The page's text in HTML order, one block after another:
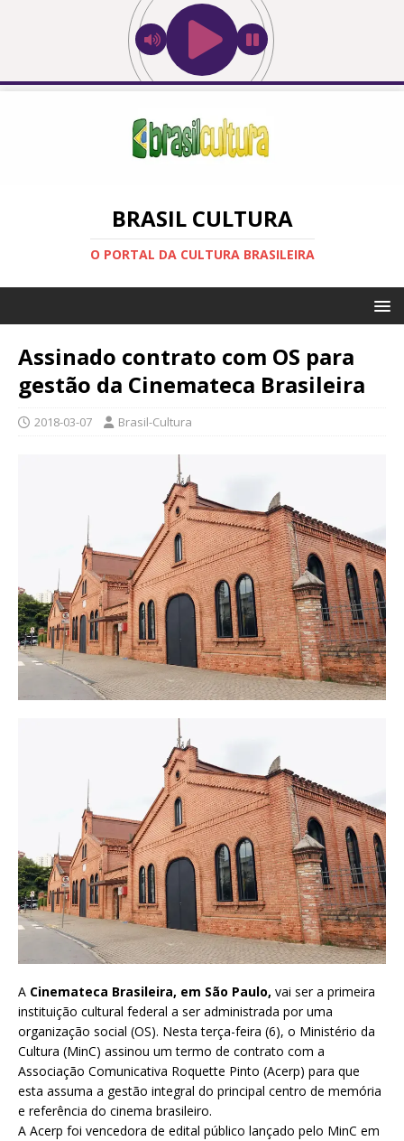
BRASIL CULTURA
O PORTAL DA CULTURA BRASILEIRA
Assinado contrato com OS para
gestão da Cinemateca Brasileira
2018-03-07 Brasil-Cultura
A Cinemateca Brasileira, em São Paulo, vai ser a primeira
instituição cultural federal a ser administrada por uma
organização social (OS). Nesta terça-feira (6), o Ministério da
Cultura (MinC) assinou um termo de contrato com a
Associação Comunicativa Roquette Pinto (Acerp) para que
esta assuma a gestão integral do principal centro de memória
e referência do cinema brasileiro.
A Acerp foi vencedora de edital público lançado pelo MinC em